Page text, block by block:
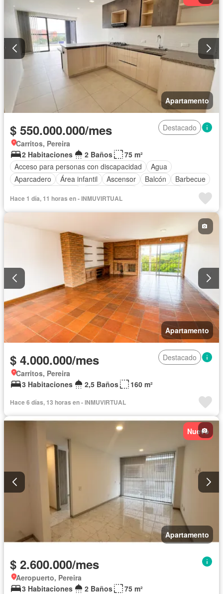
Apartamento
$ 550.000.000/mes
Destacado
Carritos, Pereira
2 Habitaciones
2 Baños
75 m²
Acceso para personas con discapacidad
Agua
Aparcadero
Área infantil Ascensor Balcón
Barbecue
Gimnasio
Internet Jardín Patio
Permite mascotas
Hace 1 día, 11 horas en - INMUVIRTUAL
Apartamento
$ 4.000.000/mes
Destacado
Carritos, Pereira
3 Habitaciones
2,5 Baños 160 m²
Hace 6 días, 13 horas en - INMUVIRTUAL
Nuevo
Apartamento
$ 2.600.000/mes
Aeropuerto, Pereira
3 Habitaciones
2 Baños
75 m²